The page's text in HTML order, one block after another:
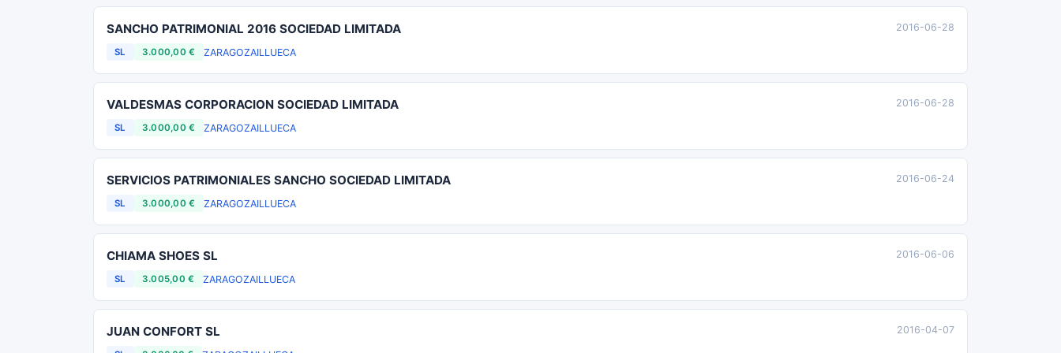
SANCHO PATRIMONIAL 2016 SOCIEDAD LIMITADA
SL 3.000,00 € ZARAGOZAILLUECA
2016-06-28
VALDESMAS CORPORACION SOCIEDAD LIMITADA
SL 3.000,00 € ZARAGOZAILLUECA
2016-06-28
SERVICIOS PATRIMONIALES SANCHO SOCIEDAD LIMITADA
SL 3.000,00 € ZARAGOZAILLUECA
2016-06-24
CHIAMA SHOES SL
SL 3.005,00 € ZARAGOZAILLUECA
2016-06-06
JUAN CONFORT SL 2016-04-07